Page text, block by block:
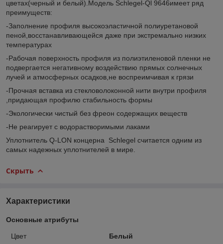
цветах(черный и белый).Модель Schlegel-Ql 9646имеет ряд
преимуществ:
-Заполнение профиля высокоэластичной полиуретановой
пеной,восстанавливающейся даже при экстремально низких
температурах
-Рабочая поверхность профиля из полиэтиленовой пленки не
подвергается негативному воздействию прямых солнечных
лучей и атмосферных осадков,не воспреимчивая к грязи
-Прочная вставка из стекловолоконной нити внутри профиля
,придающая профилю стабильность формы
-Экологически чистый без фреон содержащих веществ
-Не реагирует с водорастворимыми лаками
Уплотнитель Q-LON концерна Schlegel считается одним из
самых надежных уплотнителей в мире.
Скрыть
Характеристики
Основные атрибуты
Цвет Белый